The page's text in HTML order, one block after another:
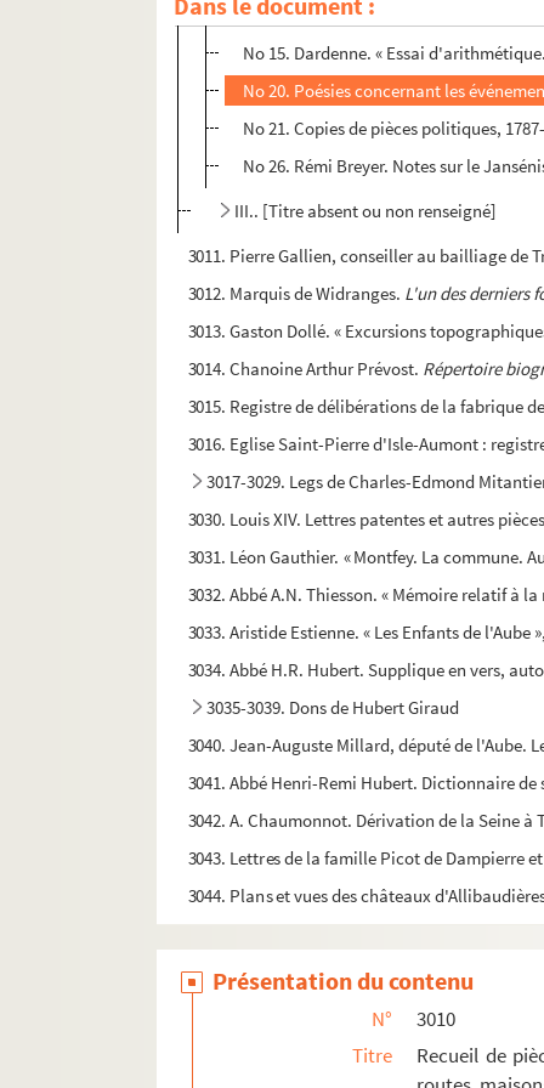
No 14. J. A. Hédoin de Pons-Ludon. «
No 15. Dardenne. « Essai
No 20. Poésies concernant les
No 21. Copies de pièces politiques,
No 26. Rémi Breyer. Notes sur le
III.. [Titre absent ou non renseigné]
3011. Pierre Gallien, conseiller au bailliage de
3012. Marquis de Widranges. L'un des derniers
3013. Gaston Dollé. « Excursions
3014. Chanoine Arthur Prévost. Répertoire
3015. Registre de délibérations de la fabrique
3016. Eglise Saint-Pierre d'Isle-Aumont :
3017-3029. Legs de Charles-Edmond
3030. Louis XIV. Lettres patentes et autres
3031. Léon Gauthier. « Montfey. La commune.
3032. Abbé A.N. Thiesson. « Mémoire relatif à
3033. Aristide Estienne. « Les Enfants de l'Aube
3034. Abbé H.R. Hubert. Supplique en vers,
3035-3039. Dons de Hubert Giraud
3040. Jean-Auguste Millard, député de l'Aube.
3041. Abbé Henri-Remi Hubert. Dictionnaire
3042. A. Chaumonnot. Dérivation de la Seine à
3043. Lettres de la famille Picot de Dampierre
3044. Plans et vues des châteaux
3046-3048. Don de Mme Choullier
3049. Pièces concernant des
3050. Pièces concernant les églises de
Présentation du contenu
N°
3010
Titre
Recueil de